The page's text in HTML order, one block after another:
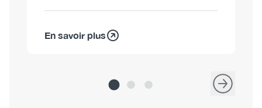
En savoir plus